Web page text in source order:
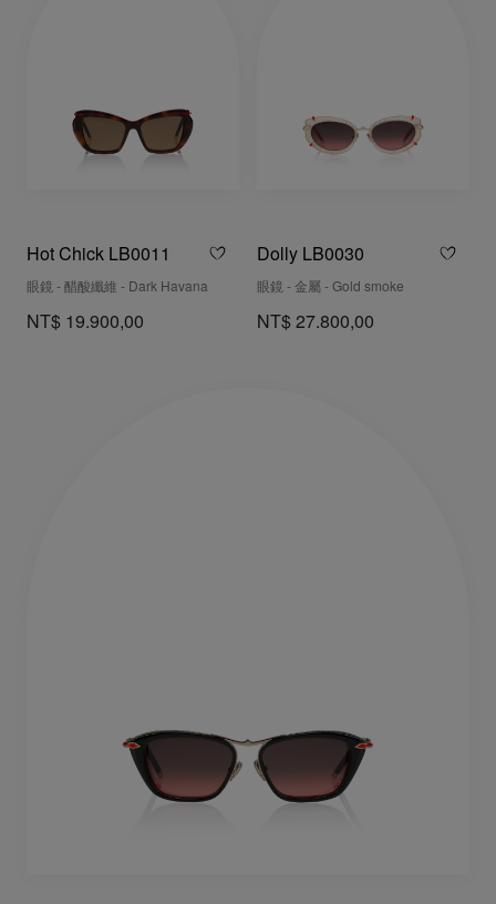
Hot Chick LB0011
眼鏡 - 醋酸纖維 - Dark Havana
NT$ 19.900,00
Dolly LB0030
眼鏡 - 金屬 - Gold smoke
NT$ 27.800,00